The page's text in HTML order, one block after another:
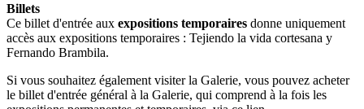
Billets
Ce billet d'entrée aux expositions temporaires donne uniquement
accès aux expositions temporaires : Tejiendo la vida cortesana y
Fernando Brambila.
Si vous souhaitez également visiter la Galerie, vous pouvez acheter
le billet d'entrée général à la Galerie, qui comprend à la fois les